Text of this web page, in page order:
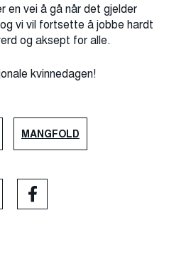
en vei å gå når det gjelder
vi vil fortsette å jobbe hardt
og aksept for alle.
kvinnedagen!
MANGFOLD